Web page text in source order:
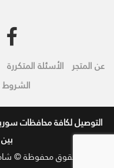
عن المتجر الأسئلة المتكررة
الشروط
التوصيل لكافة محافظات
جميع الحقوق محفوظة © شامنا 2019-